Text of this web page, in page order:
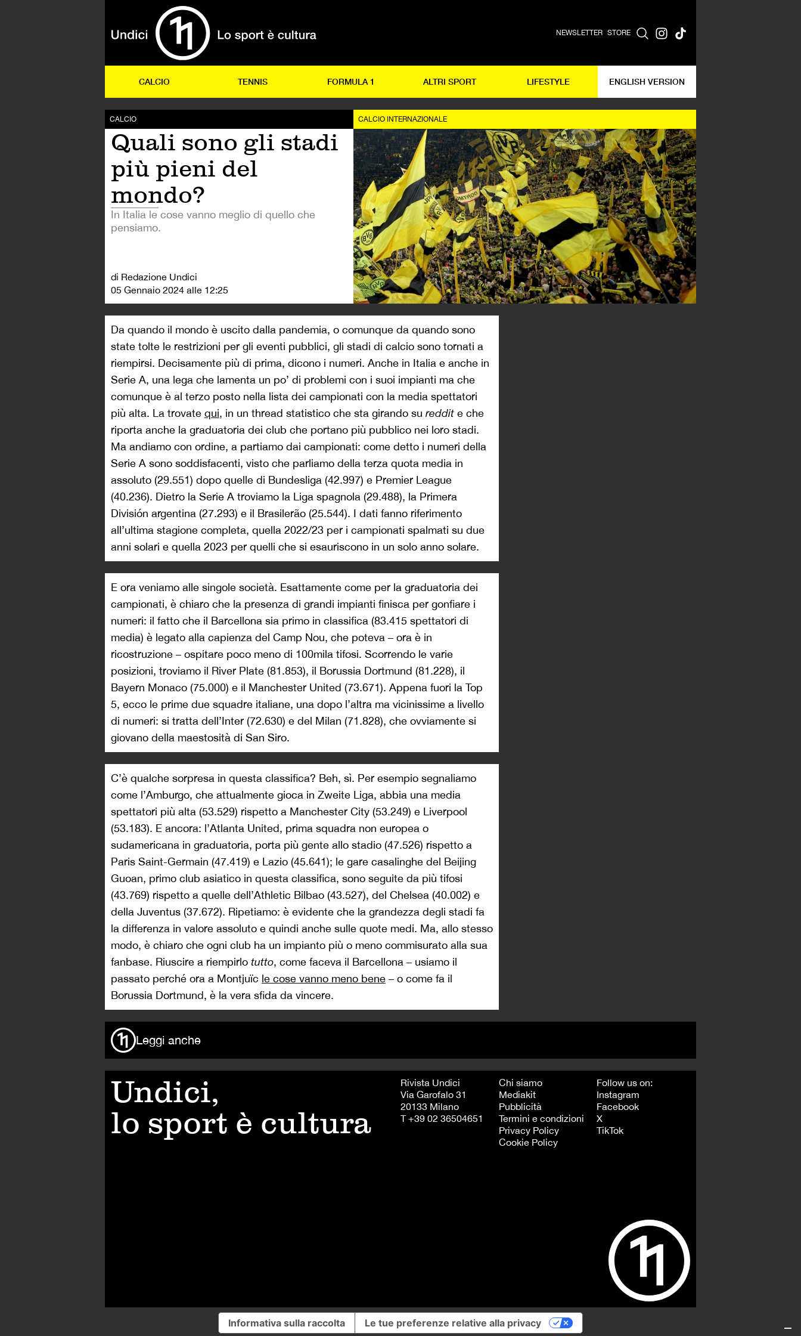
NEWSLETTER STORE
CALCIO TENNIS FORMULA 1 ALTRI SPORT LIFESTYLE ENGLISH VERSION
CALCIO
Quali sono gli stadi
più pieni del
mondo?
In Italia le cose vanno meglio di quello che
pensiamo.
di Redazione Undici
05 Gennaio 2024 alle 12:25
CALCIO INTERNAZIONALE
Da quando il mondo è uscito dalla pandemia, o comunque da quando sono
state tolte le restrizioni per gli eventi pubblici, gli stadi di calcio sono tornati a
riempirsi. Decisamente più di prima, dicono i numeri. Anche in Italia e anche in
Serie A, una lega che lamenta un po’ di problemi con i suoi impianti ma che
comunque è al terzo posto nella lista dei campionati con la media spettatori
più alta. La trovate qui, in un thread statistico che sta girando su reddit e che
riporta anche la graduatoria dei club che portano più pubblico nei loro stadi.
Ma andiamo con ordine, a partiamo dai campionati: come detto i numeri della
Serie A sono soddisfacenti, visto che parliamo della terza quota media in
assoluto (29.551) dopo quelle di Bundesliga (42.997) e Premier League
(40.236). Dietro la Serie A troviamo la Liga spagnola (29.488), la Primera
División argentina (27.293) e il Brasilerão (25.544). I dati fanno riferimento
all’ultima stagione completa, quella 2022/23 per i campionati spalmati su due
anni solari e quella 2023 per quelli che si esauriscono in un solo anno solare.
E ora veniamo alle singole società. Esattamente come per la graduatoria dei
campionati, è chiaro che la presenza di grandi impianti finisca per gonfiare i
numeri: il fatto che il Barcellona sia primo in classifica (83.415 spettatori di
media) è legato alla capienza del Camp Nou, che poteva – ora è in
ricostruzione – ospitare poco meno di 100mila tifosi. Scorrendo le varie
posizioni, troviamo il River Plate (81.853), il Borussia Dortmund (81.228), il
Bayern Monaco (75.000) e il Manchester United (73.671). Appena fuori la Top
5, ecco le prime due squadre italiane, una dopo l’altra ma vicinissime a livello
di numeri: si tratta dell’Inter (72.630) e del Milan (71.828), che ovviamente si
giovano della maestosità di San Siro.
C’è qualche sorpresa in questa classifica? Beh, sì. Per esempio segnaliamo
come l’Amburgo, che attualmente gioca in Zweite Liga, abbia una media
spettatori più alta (53.529) rispetto a Manchester City (53.249) e Liverpool
(53.183). E ancora: l’Atlanta United, prima squadra non europea o
sudamericana in graduatoria, porta più gente allo stadio (47.526) rispetto a
Paris Saint-Germain (47.419) e Lazio (45.641); le gare casalinghe del Beijing
Guoan, primo club asiatico in questa classifica, sono seguite da più tifosi
(43.769) rispetto a quelle dell’Athletic Bilbao (43.527), del Chelsea (40.002) e
della Juventus (37.672). Ripetiamo: è evidente che la grandezza degli stadi fa
la differenza in valore assoluto e quindi anche sulle quote medi. Ma, allo stesso
modo, è chiaro che ogni club ha un impianto più o meno commisurato alla sua
fanbase. Riuscire a riempirlo tutto, come faceva il Barcellona – usiamo il
passato perché ora a Montjuïc le cose vanno meno bene – o come fa il
Borussia Dortmund, è la vera sfida da vincere.
Leggi anche
Undici,
lo sport è cultura
Rivista Undici
Via Garofalo 31
20133 Milano
T +39 02 36504651
Chi siamo
Mediakit
Pubblicità
Termini e condizioni
Privacy Policy
Cookie Policy
Follow us on:
Instagram
Facebook
X
TikTok
Informativa sulla raccolta Le tue preferenze relative alla privacy